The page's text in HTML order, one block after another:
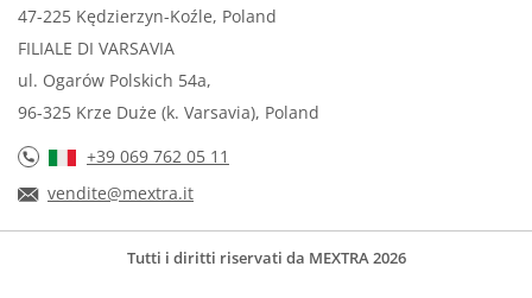
47-225 Kędzierzyn-Koźle, Poland
FILIALE DI VARSAVIA
ul. Ogarów Polskich 54a,
96-325 Krze Duże (k. Varsavia), Poland
+39 069 762 05 11
vendite@mextra.it
Tutti i diritti riservati da MEXTRA 2026